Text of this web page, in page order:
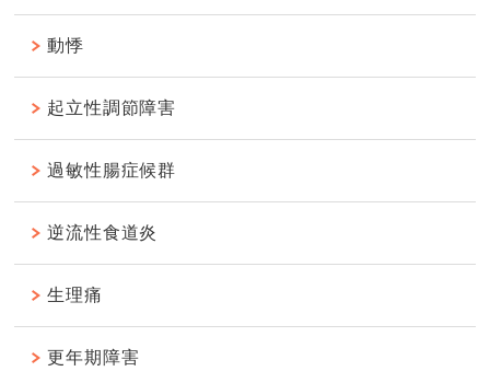
動悸
起立性調節障害
過敏性腸症候群
逆流性食道炎
生理痛
更年期障害